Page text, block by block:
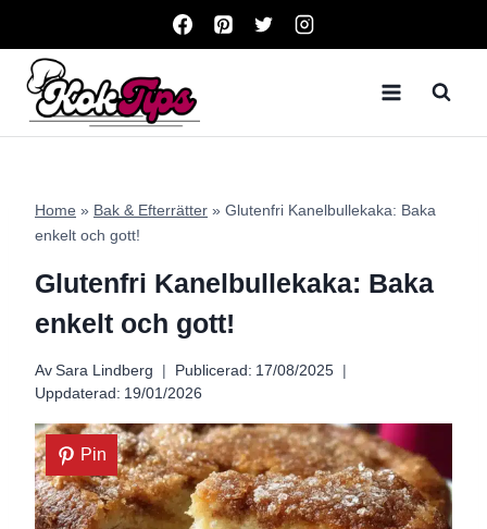
content
Home » Bak & Efterrätter » Glutenfri Kanelbullekaka: Baka
enkelt och gott!
Glutenfri Kanelbullekaka: Baka
enkelt och gott!
Av Sara Lindberg Publicerad: 17/08/2025
Uppdaterad: 19/01/2026
Pin